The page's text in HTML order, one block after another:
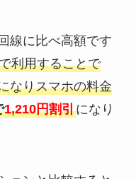
線に比べ高額です
利用することで
なりスマホの料金
1,210円割引になり